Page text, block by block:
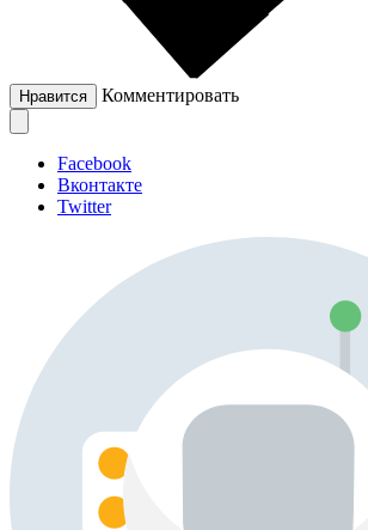
Нравится Комментировать
Facebook
Вконтакте
Twitter